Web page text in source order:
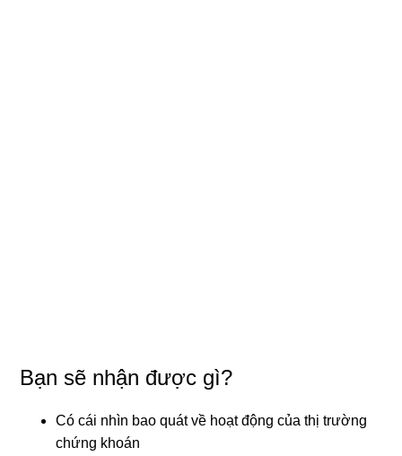
Bạn sẽ nhận được gì?
Có cái nhìn bao quát về hoạt động của thị trường
chứng khoán